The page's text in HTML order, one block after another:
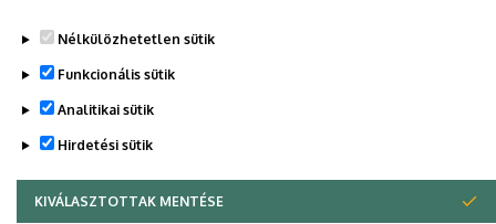
Nélkülözhetetlen sütik
Funkcionális sütik
Analitikai sütik
Hirdetési sütik
KIVÁLASZTOTTAK MENTÉSE
WITHDRAW CONSENT